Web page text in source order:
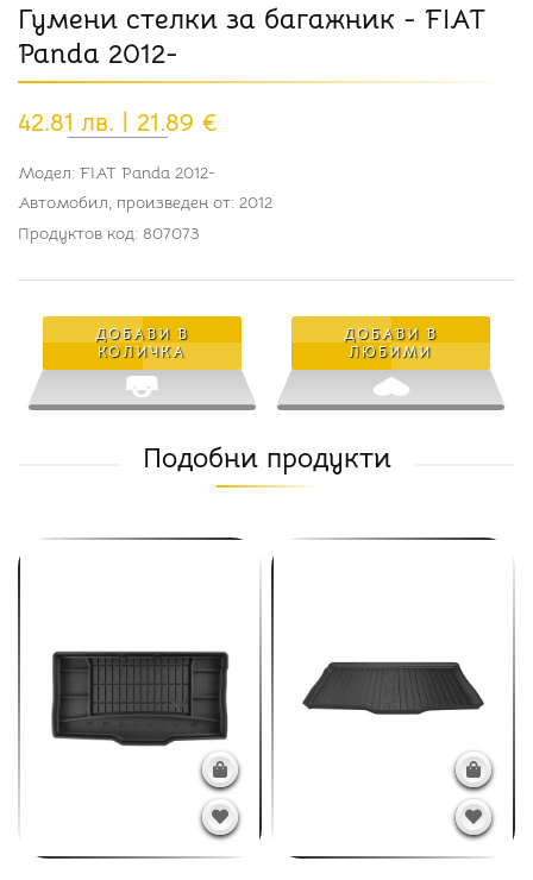
Гумени стелки за багажник - FIAT
Panda 2012-
42.81 лв. | 21.89 €
Модел: FIAT Panda 2012-
Автомобил, произведен от: 2012
Продуктов код: 807073
ДОБАВИ В
КОЛИЧКА
ДОБАВИ В
ЛЮБИМИ
Подобни продукти